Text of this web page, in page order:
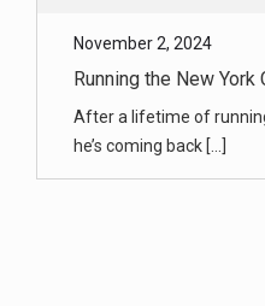
he’s coming back [...]
NYC Marathon Guide
Everything you need to